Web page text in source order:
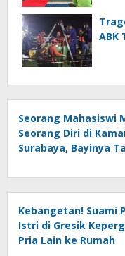
ABK
Seorang Mahasiswi
Seorang Diri di
Surabaya, Bayinya
Kebangetan! Suami
Istri di Gresik
Pria Lain ke Rumah